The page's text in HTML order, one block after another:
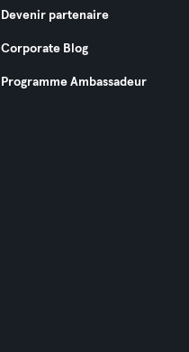
Devenir partenaire
Corporate Blog
Programme Ambassadeur